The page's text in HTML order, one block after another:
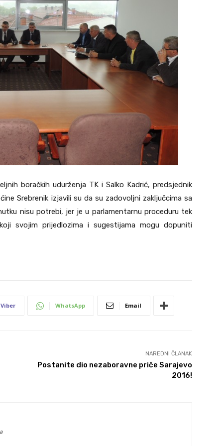
boračkih udurženja TK i Salko Kadrić, predsjednik
Srebrenik izjavili su da su zadovoljni zaključcima sa
nisu potrebi, jer je u parlamentarnu proceduru tek
svojim prijedlozima i sugestijama mogu dopuniti
Viber WhatsApp Email
NAREDNI ČLANAK
Postanite dio nezaboravne priče Sarajevo
2016!